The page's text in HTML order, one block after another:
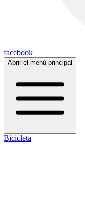
facebook
Abrir el menú principal
Bicicleta